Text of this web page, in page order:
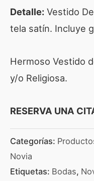
Detalle: Vestido
tela satín. Incluye
Hermoso Vestido
y/o Religiosa.
RESERVA UNA
Categorías:
Novia
Etiquetas: Bodas,